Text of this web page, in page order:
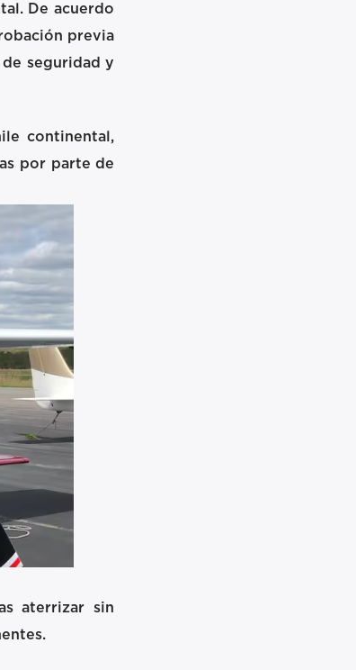
De acuerdo
previa
seguridad y
continental,
por parte de
aterrizar sin